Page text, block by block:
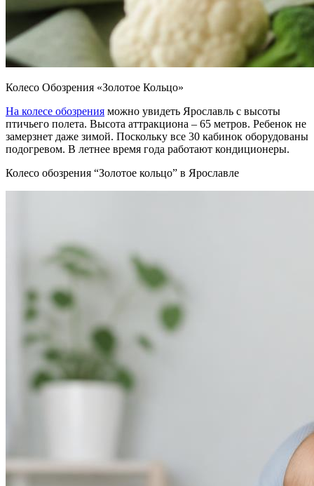
Колесо Обозрения «Золотое Кольцо»
На колесе обозрения можно увидеть Ярославль с высоты
птичьего полета. Высота аттракциона – 65 метров. Ребенок не
замерзнет даже зимой. Поскольку все 30 кабинок оборудованы
подогревом. В летнее время года работают кондиционеры.
Колесо обозрения “Золотое кольцо” в Ярославле